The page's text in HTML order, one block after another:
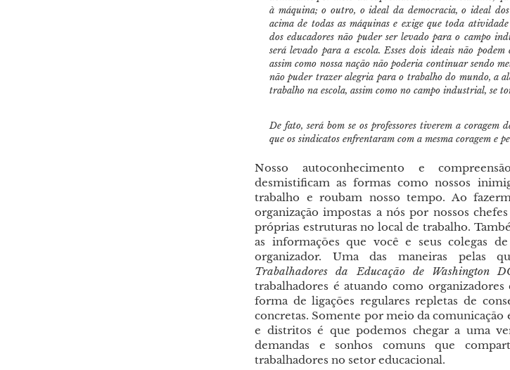
à máquina; o outro, o ideal da democracia, o ideal
acima de todas as máquinas e exige que toda
dos educadores não puder ser levado para o campo
será levado para a escola. Esses dois ideais não
assim como nossa nação não poderia continuar sendo
não puder trazer alegria para o trabalho do mundo, a
trabalho na escola, assim como no campo industrial, se
De fato, será bom se os professores tiverem a coragem
que os sindicatos enfrentaram com a mesma coragem e
Nosso autoconhecimento e
desmistificam as formas como nossos
trabalho e roubam nosso tempo. Ao
organização impostas a nós por nossos
próprias estruturas no local de trabalho.
as informações que você e seus colegas
organizador. Uma das maneiras pelas
Trabalhadores da Educação de Washington
trabalhadores é atuando como
forma de ligações regulares repletas de
concretas. Somente por meio da comunicação
e distritos é que podemos chegar a uma
demandas e sonhos comuns que
trabalhadores no setor educacional.